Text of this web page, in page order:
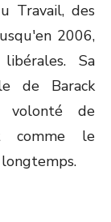
Travail, des
2006,
Sa
de Barack
volonté de
comme le